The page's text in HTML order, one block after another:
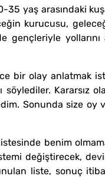
yaş arasındaki
kurucusu,
yollarını
bir olay anlatmak
Kararsız
Sonunda size oy
benim
değiştirecek,
liste, sonuç